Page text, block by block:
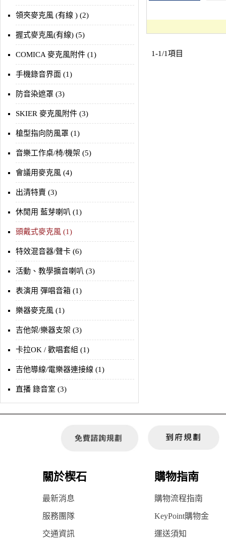
領夾麥克風 (有線 ) (2)
握式麥克風(有線) (5)
COMICA 麥克風附件 (1)
手機錄音界面 (1)
防音染遮罩 (3)
SKIER 麥克風附件 (3)
槍型指向防風罩 (1)
音樂工作桌/椅/機架 (5)
會議用麥克風 (4)
出清特賣 (3)
休閒用 藍芽喇叭 (1)
頭戴式麥克風 (1)
特效混音器/聲卡 (6)
活動、教學擴音喇叭 (3)
表演用 彈唱音箱 (1)
樂器麥克風 (1)
吉他架/樂器支架 (3)
卡拉OK / 歡唱套組 (1)
吉他導線/電樂器連接線 (1)
直播 錄音室 (3)
1-1/1項目
關於楔石 購物指南
最新消息 購物流程指南
服務團隊 KeyPoint購物金
交通資訊 運送須知